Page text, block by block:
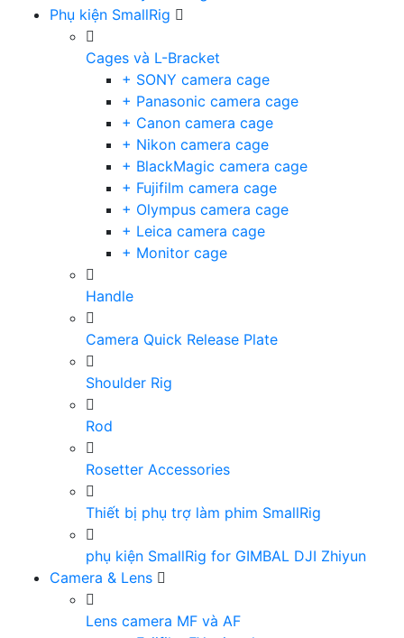
Phụ kiện SmallRig
Cages và L-Bracket
+ SONY camera cage
+ Panasonic camera cage
+ Canon camera cage
+ Nikon camera cage
+ BlackMagic camera cage
+ Fujifilm camera cage
+ Olympus camera cage
+ Leica camera cage
+ Monitor cage
Handle
Camera Quick Release Plate
Shoulder Rig
Rod
Rosetter Accessories
Thiết bị phụ trợ làm phim SmallRig
phụ kiện SmallRig for GIMBAL DJI Zhiyun
Camera & Lens
Lens camera MF và AF